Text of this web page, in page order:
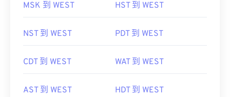
MSK 到 WEST HST 到 WEST
NST 到 WEST PDT 到 WEST
CDT 到 WEST WAT 到 WEST
AST 到 WEST HDT 到 WEST